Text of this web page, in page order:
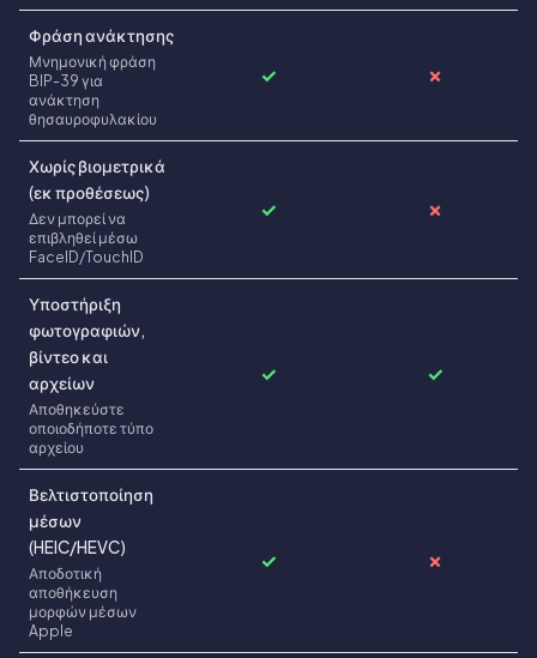
Φράση ανάκτησης
Μνημονική φράση
BIP-39 για
ανάκτηση
θησαυροφυλακίου
✓ ✗
Χωρίς βιομετρικά
(εκ προθέσεως)
Δεν μπορεί να
επιβληθεί μέσω
FaceID/TouchID
✓ ✗
Υποστήριξη
φωτογραφιών,
βίντεο και
αρχείων
Αποθηκεύστε
οποιοδήποτε τύπο
αρχείου
✓ ✓
Βελτιστοποίηση
μέσων
(HEIC/HEVC)
Αποδοτική
αποθήκευση
μορφών μέσων
Apple
✓ ✗